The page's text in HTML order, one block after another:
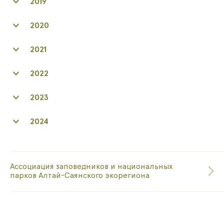
2020
2021
2022
2023
2024
Ассоциация заповедников и национальных
парков Алтай-Саянского экорегиона